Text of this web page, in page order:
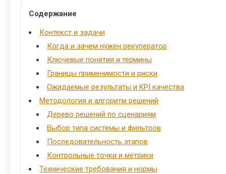
Содержание
Контекст и задачи
Когда и зачем нужен рекуператор
Ключевые понятия и термины
Границы применимости и риски
Ожидаемые результаты и KPI качества
Методология и алгоритм решений
Дерево решений по сценариям
Выбор типа системы и фильтров
Последовательность этапов
Контрольные точки и метрики
Технические требования и нормы